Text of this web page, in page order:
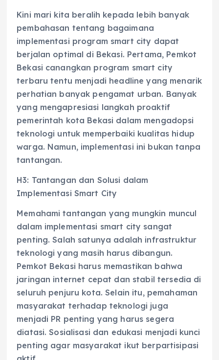
Kini mari kita beralih kepada lebih banyak
pembahasan tentang bagaimana
implementasi program smart city dapat
berjalan optimal di Bekasi. Pertama, Pemkot
Bekasi canangkan program smart city
terbaru tentu menjadi headline yang menarik
perhatian banyak pengamat urban. Banyak
yang mengapresiasi langkah proaktif
pemerintah kota Bekasi dalam mengadopsi
teknologi untuk memperbaiki kualitas hidup
warga. Namun, implementasi ini bukan tanpa
tantangan.
H3: Tantangan dan Solusi dalam
Implementasi Smart City
Memahami tantangan yang mungkin muncul
dalam implementasi smart city sangat
penting. Salah satunya adalah infrastruktur
teknologi yang masih harus dibangun.
Pemkot Bekasi harus memastikan bahwa
jaringan internet cepat dan stabil tersedia di
seluruh penjuru kota. Selain itu, pemahaman
masyarakat terhadap teknologi juga
menjadi PR penting yang harus segera
diatasi. Sosialisasi dan edukasi menjadi kunci
penting agar masyarakat ikut berpartisipasi